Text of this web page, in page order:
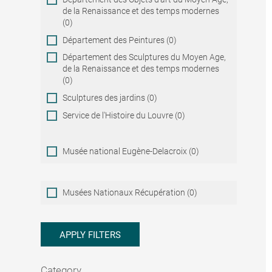
de la Renaissance et des temps modernes
(0)
Département des Peintures (0)
Département des Sculptures du Moyen Age,
de la Renaissance et des temps modernes
(0)
Sculptures des jardins (0)
Service de l'Histoire du Louvre (0)
Musée national Eugène-Delacroix (0)
Musées
Nationaux
Musées Nationaux Récupération (0)
APPLY FILTERS